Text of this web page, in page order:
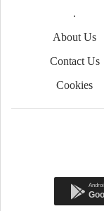
.
About Us
Contact Us
Cookies